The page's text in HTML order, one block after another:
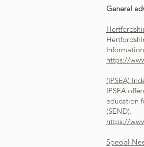
General
https://
(IPSEA)
IPSEA
education
(SEND).
https://
Special